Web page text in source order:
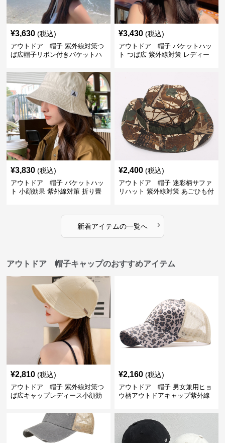
¥3,630 (税込)
アウトドア 帽子 紫外線対策つ
ば広帽子リボン付きバケットハ
¥3,430 (税込)
アウトドア 帽子 バケットハッ
ト つば広 紫外線対策 レディー
¥3,830 (税込)
アウトドア 帽子 バケットハッ
ト 小顔効果 紫外線対策 折り畳
¥2,400 (税込)
アウトドア 帽子 迷彩柄サファ
リハット 紫外線対策 あごひも付
新着アイテムの一覧へ ›
アウトドア 帽子キャップのおすすめアイテム
¥2,810 (税込)
アウトドア 帽子 紫外線対策つ
ば広キャップレディース小顔効
¥2,160 (税込)
アウトドア 帽子 男女兼用ヒョ
ウ柄アウトドアキャップ紫外線